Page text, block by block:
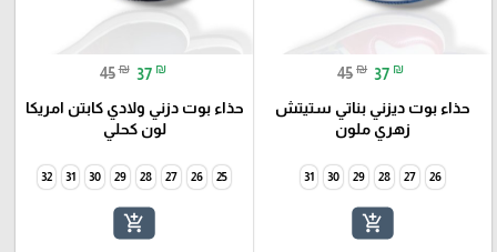
45 ₪ 37 ₪
حذاء بوت ديزني بناتي ستيتش
زهري ملون
26
27
28
29
30
31
add_shopping_cart
45 ₪ 37 ₪
حذاء بوت دزني ولادي كابتن امريكا
لون كحلي
25
26
27
28
29
30
31
32
add_shopping_cart